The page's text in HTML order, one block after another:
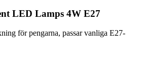
LED Lamps 4W E27
för pengarna, passar vanliga E27-